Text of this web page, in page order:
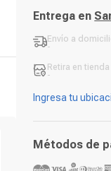
Entrega en
Envío a
-
Retira en tienda
-
Ingresa tu
Métodos de